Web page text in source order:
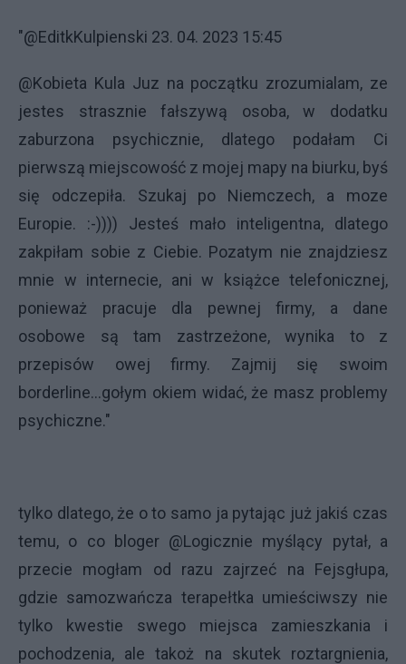
"@EditkKulpienski 23. 04. 2023 15:45
@Kobieta Kula Juz na początku zrozumialam, ze
jestes strasznie fałszywą osoba, w dodatku
zaburzona psychicznie, dlatego podałam Ci
pierwszą miejscowość z mojej mapy na biurku, byś
się odczepiła. Szukaj po Niemczech, a moze
Europie. :-)))) Jesteś mało inteligentna, dlatego
zakpiłam sobie z Ciebie. Pozatym nie znajdziesz
mnie w internecie, ani w książce telefonicznej,
ponieważ pracuje dla pewnej firmy, a dane
osobowe są tam zastrzeżone, wynika to z
przepisów owej firmy. Zajmij się swoim
borderline...gołym okiem widać, że masz problemy
psychiczne."
tylko dlatego, że o to samo ja pytając już jakiś czas
temu, o co bloger @Logicznie myślący pytał, a
przecie mogłam od razu zajrzeć na Fejsgłupa,
gdzie samozwańcza terapełtka umieściwszy nie
tylko kwestie swego miejsca zamieszkania i
pochodzenia, ale takoż na skutek roztargnienia,